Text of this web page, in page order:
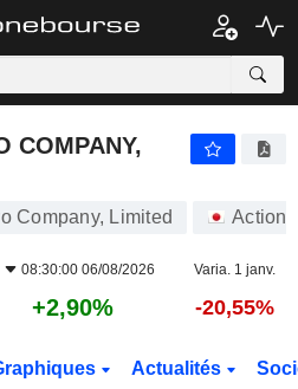
COMPANY,
Company, Limited Actions
08:30:00 06/08/2026 Varia. 1 janv.
+2,90% -20,55%
Actualités